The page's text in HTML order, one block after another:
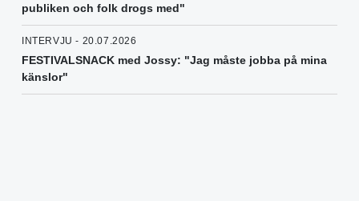
publiken och folk drogs med"
INTERVJU - 20.07.2026
FESTIVALSNACK med Jossy: "Jag måste jobba på mina
känslor"